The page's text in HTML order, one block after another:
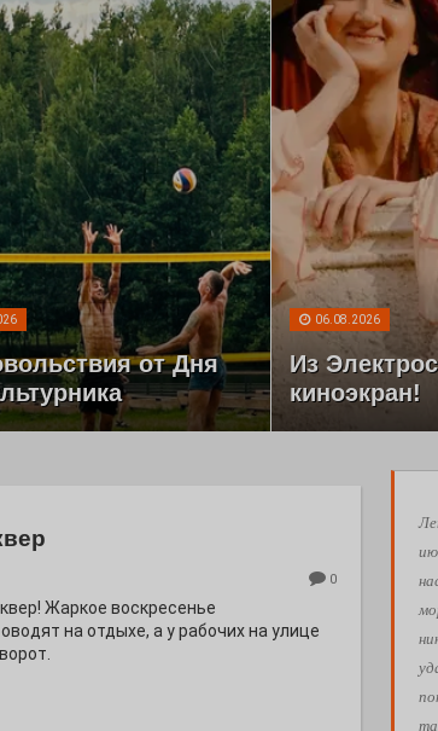
от Дня
06.08.2026
Из
киноэкран!
0
Жаркое воскресенье
на отдыхе, а у рабочих на улице